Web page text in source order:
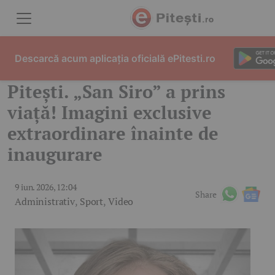
Pitești. „San Siro” a prins
viață! Imagini exclusive
extraordinare înainte de
inaugurare
9 iun. 2026, 12:04
Administrativ, Sport,Video
Share
Descarcă acum aplicația oficială ePitesti.ro